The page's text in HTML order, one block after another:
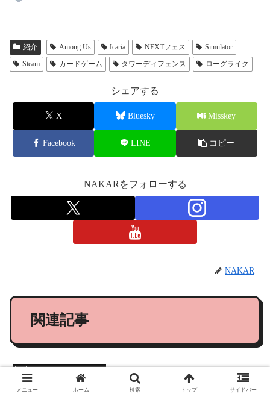
紹介 Among Us Icaria NEXTフェス
Simulator
Steam
カードゲーム タワーディフェンス ローグライク
シェアする
X Bluesky Misskey
Facebook LINE コピー
NAKARをフォローする
NAKAR
関連記事
【GeForce RTX5090】
NVIDIA 最新GPU RTX5000
メニュー ホーム 検索 トップ サイドバー